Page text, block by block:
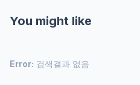
You might like
Error: 검색결과 없음